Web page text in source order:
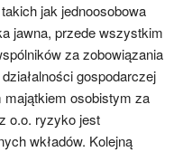
jak jednoosobowa
jawna, przede wszystkim
za zobowiązania
gospodarczej
majątkiem osobistym za
o.o. ryzyko jest
wkładów. Kolejną